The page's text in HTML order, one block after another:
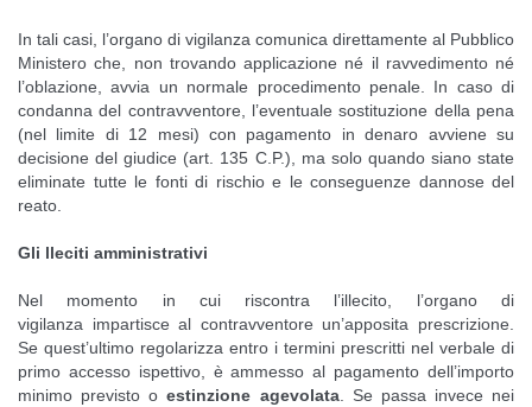
In tali casi, l’organo di vigilanza comunica direttamente al Pubblico
Ministero che, non trovando applicazione né il ravvedimento né
l’oblazione, avvia un normale procedimento penale. In caso di
condanna del contravventore, l’eventuale sostituzione della pena
(nel limite di 12 mesi) con pagamento in denaro avviene su
decisione del giudice (art. 135 C.P.), ma solo quando siano state
eliminate tutte le fonti di rischio e le conseguenze dannose del
reato.
Gli lleciti amministrativi
Nel momento in cui riscontra l’illecito, l’organo di
vigilanza impartisce al contravventore un’apposita prescrizione.
Se quest’ultimo regolarizza entro i termini prescritti nel verbale di
primo accesso ispettivo, è ammesso al pagamento dell’importo
minimo previsto oestinzione agevolata. Se passa invece nei